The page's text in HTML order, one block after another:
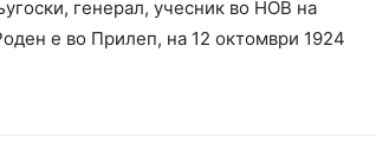
генерал, учесник во НОВ на
е во Прилеп, на 12 октомври 1924